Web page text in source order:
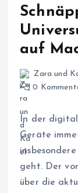
auf
Zara und
0
In der
Geräte
geht. Der
über die